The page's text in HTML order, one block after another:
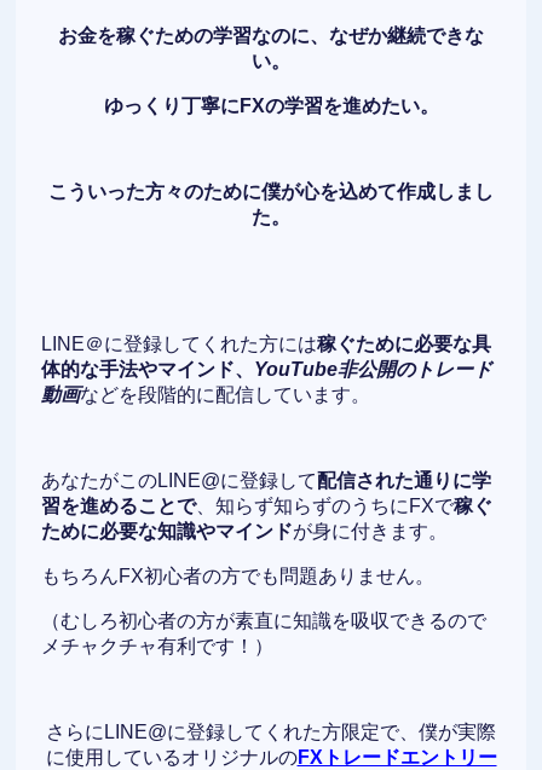
お金を稼ぐための学習なのに、なぜか継続できな
い。
ゆっくり丁寧にFXの学習を進めたい。
こういった方々のために僕が心を込めて作成しまし
た。
LINE＠に登録してくれた方には稼ぐために必要な具
体的な手法やマインド、 YouTube非公開のトレード
動画などを段階的に配信しています。
あなたがこのLINE@に登録して配信された通りに学
習を進めることで、知らず知らずのうちにFXで稼ぐ
ために必要な知識やマインドが身に付きます。
もちろんFX初心者の方でも問題ありません。
（むしろ初心者の方が素直に知識を吸収できるので
メチャクチャ有利です！）
さらにLINE@に登録してくれた方限定で、僕が実際
に使用しているオリジナルのFXトレードエントリー